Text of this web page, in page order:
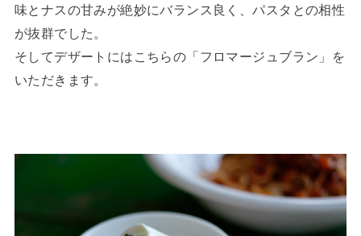
味とナスの甘みが絶妙にバランス良く、パスタとの相性
が抜群でした。
そしてデザートにはこちらの「フロマージュブラン」を
いただきます。